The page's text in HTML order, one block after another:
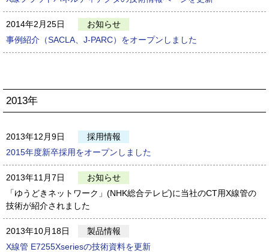
2014年2月25日
お知らせ
事例紹介（SACLA、J-PARC）をオープンしました
2013年
2013年12月9日
採用情報
2015年度新卒採用をオープンしました
2013年11月7日
お知らせ
「ゆうどきネットワーク」(NHK総合テレビ)に当社のCT用X線管の
技術が紹介されました
2013年10月18日
製品情報
X線管 E7255Xseriesの技術資料を更新